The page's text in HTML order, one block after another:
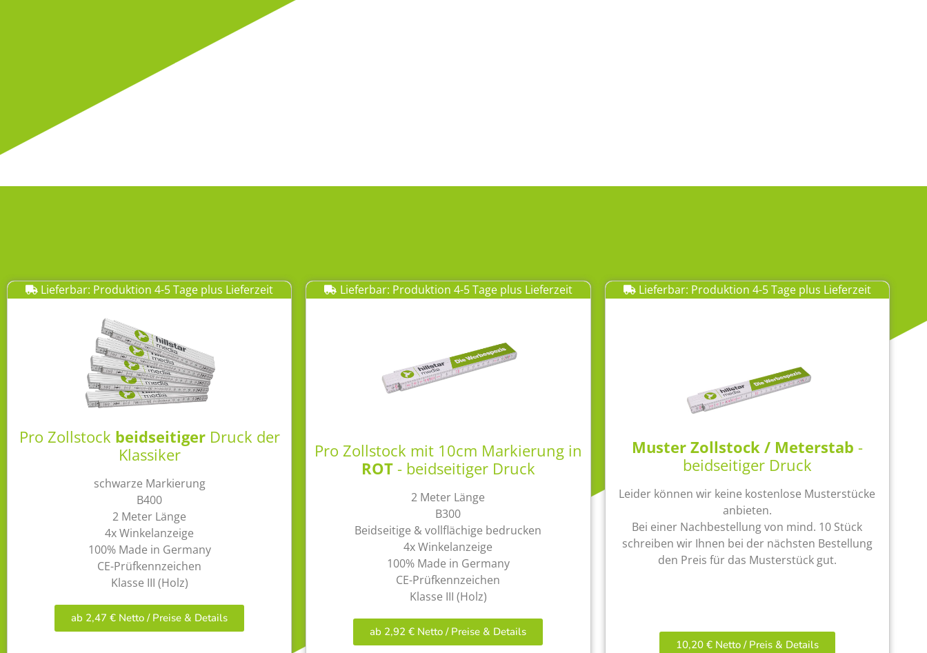
Lieferbar: Produktion 4-5 Tage plus Lieferzeit
Pro Zollstock beidseitiger Druck der
Klassiker
schwarze Markierung
B400
2 Meter Länge
4x Winkelanzeige
100% Made in Germany
CE-Prüfkennzeichen
Klasse III (Holz)
ab 2,47 € Netto / Preise & Details
Lieferbar: Produktion 4-5 Tage plus Lieferzeit
Pro Zollstock mit 10cm Markierung in
ROT- beidseitiger Druck
2 Meter Länge
B300
Beidseitige & vollflächige bedrucken
4x Winkelanzeige
100% Made in Germany
CE-Prüfkennzeichen
Klasse III (Holz)
ab 2,92 € Netto / Preise & Details
Lieferbar: Produktion 4-5 Tage plus Lieferzeit
Muster Zollstock / Meterstab -
beidseitiger Druck
Leider können wir keine kostenlose Musterstücke
anbieten.
Bei einer Nachbestellung von mind. 10 Stück
schreiben wir Ihnen bei der nächsten Bestellung
den Preis für das Musterstück gut.
10,20 € Netto / Preis & Details